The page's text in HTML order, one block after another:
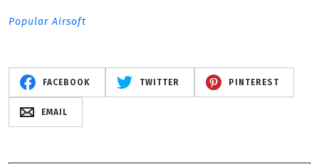
Popular Airsoft
FACEBOOK TWITTER PINTEREST
EMAIL